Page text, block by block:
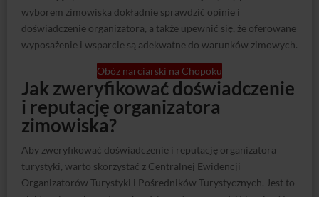
i reputację organizatora
zimowiska?
turystyki, warto skorzystać z Centralnej Ewidencji
Organizatorów Turystyki i Pośredników Turystycznych. Jest to
elektroniczna baza danych, gdzie można sprawdzić legalność
działania organizatora, jego zabezpieczenie finansowe oraz
korzystać z ewidencji, znajdują się na stronie Ministerstwa
Sportu i Turystyki. Dodatkowo, warto przeczytać opinie innych
klientów i sprawdzić historię firmy w internecie, aby uzyskać